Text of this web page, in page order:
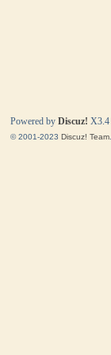
Powered byDiscuz! X3.4
© 2001-2023Discuz! Team